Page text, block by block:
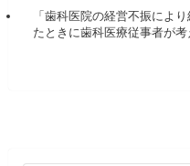
「歯科医院の経営不振によ
たときに歯科医療従事者が考